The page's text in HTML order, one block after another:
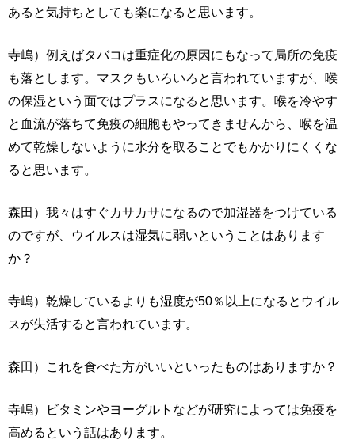
あると気持ちとしても楽になると思います。
寺嶋）例えばタバコは重症化の原因にもなって局所の免疫
も落とします。マスクもいろいろと言われていますが、喉
の保湿という面ではプラスになると思います。喉を冷やす
と血流が落ちて免疫の細胞もやってきませんから、喉を温
めて乾燥しないように水分を取ることでもかかりにくくな
ると思います。
森田）我々はすぐカサカサになるので加湿器をつけている
のですが、ウイルスは湿気に弱いということはあります
か？
寺嶋）乾燥しているよりも湿度が50％以上になるとウイル
スが失活すると言われています。
森田）これを食べた方がいいといったものはありますか？
寺嶋）ビタミンやヨーグルトなどが研究によっては免疫を
高めるという話はあります。